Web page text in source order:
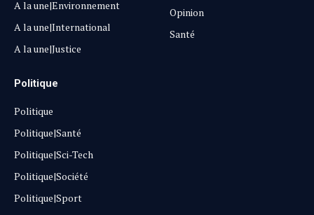
A la une|Environnement
A la une|International
A la une|Justice
Opinion
Santé
Politique
Politique
Politique|Santé
Politique|Sci-Tech
Politique|Société
Politique|Sport